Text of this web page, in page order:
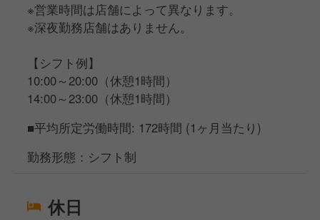
※営業時間は店舗によって異なります。
※深夜勤務店舗はありません。
【シフト例】
10:00～20:00（休憩1時間）
14:00～23:00（休憩1時間）
■平均所定労働時間: 172時間 (1ヶ月当たり)
勤務形態：シフト制
休日